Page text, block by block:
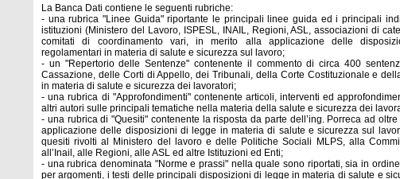
La Banca Dati contiene le seguenti rubriche:
- una rubrica "Linee Guida" riportante le principali linee guida ed i principali
istituzioni (Ministero del Lavoro, ISPESL, INAIL, Regioni, ASL, associazioni di
comitati di coordinamento vari, in merito alla applicazione delle
regolamentari in materia di salute e sicurezza sul lavoro;
- un "Repertorio delle Sentenze" contenente il commento di circa 400
Cassazione, delle Corti di Appello, dei Tribunali, della Corte Costituzionale e
in materia di salute e sicurezza dei lavoratori;
- una rubrica di "Approfondimenti" contenente articoli, interventi ed
altri autori sulle principali tematiche nella materia della salute e sicurezza dei
- una rubrica di "Quesiti" contenente la risposta da parte dell’ing. Porreca ad
applicazione delle disposizioni di legge in materia di salute e sicurezza sul
quesiti rivolti al Ministero del lavoro e delle Politiche Sociali MLPS, alla
all’Inail, alle Regioni, alle ASL ed altre Istituzioni ed Enti;
- una rubrica denominata "Norme e prassi" nella quale sono riportati, sia in
per argomenti, i testi delle principali disposizioni di legge in materia di salute e